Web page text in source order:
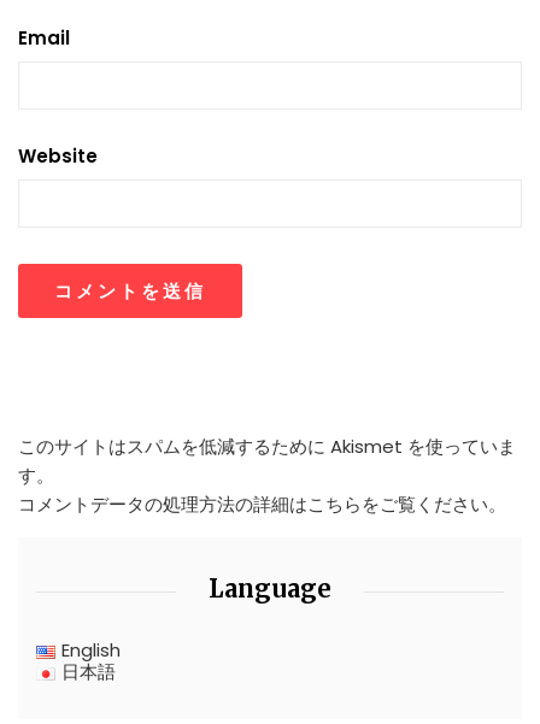
Email
Website
このサイトはスパムを低減するために Akismet を使っていま
す。
コメントデータの処理方法の詳細はこちらをご覧ください。
Language
English
日本語